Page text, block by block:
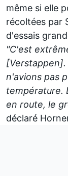
même si elle
récoltées par
d'essais
"C'est
[Verstappen].
n'avions pas
température.
en route, le
déclaré